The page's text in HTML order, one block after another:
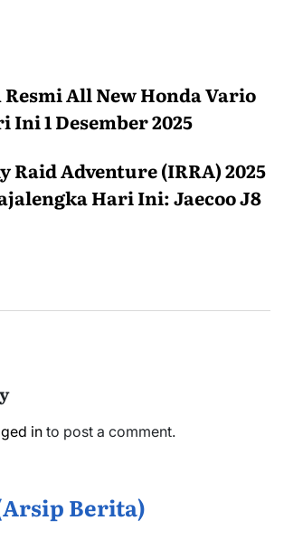
All New Honda Vario
Ini 1 Desember 2025
Raid Adventure (IRRA) 2025
Hari Ini: Jaecoo J8
into post a comment.
Berita)